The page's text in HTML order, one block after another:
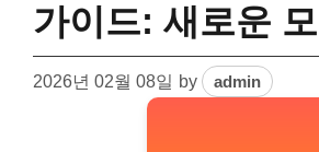
가이드: 새로운
2026년 02월 08일 by admin